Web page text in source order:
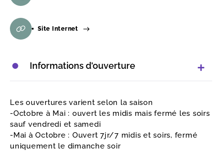
Site Internet
Informations d'ouverture
Les ouvertures varient selon la saison
-Octobre à Mai : ouvert les midis mais fermé les soirs
sauf vendredi et samedi
-Mai à Octobre : Ouvert 7jr/7 midis et soirs, fermé
uniquement le dimanche soir